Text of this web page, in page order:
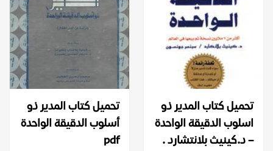
تحميل كتاب المدير ذو
اسلوب الدقيقة الواحدة
– د.كينيث بلانتشارد .
تحميل كتاب المدير ذو
أسلوب الدقيقة الواحدة
pdf